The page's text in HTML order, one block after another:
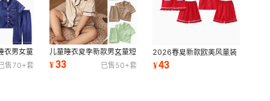
衣男女童
售70+套
儿童睡衣夏季新款男女童短
袖上衣短裤小孩家居服两件
套批发代理
¥33 已售50+套
2026春夏新款欧美风童装
男女童红色短袖上衣短裤套
装居家服空调服
¥43